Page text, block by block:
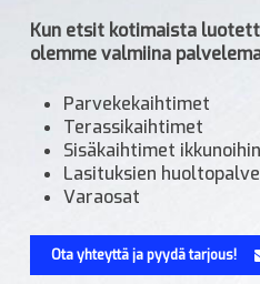
Kun etsit kotimaista
olemme valmiina
Parvekekaihtimet
Terassikaihtimet
Sisäkaihtimet
Lasituksien
Varaosat
Ota yhteyttä ja pyydä tarjous!